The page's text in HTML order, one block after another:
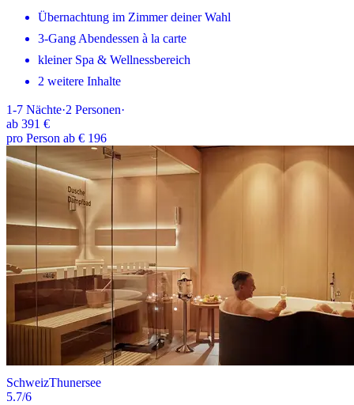
Übernachtung im Zimmer deiner Wahl
3-Gang Abendessen à la carte
kleiner Spa & Wellnessbereich
2 weitere Inhalte
1-7 Nächte·2 Personen·
ab 391 €
pro Person ab € 196
SchweizThunersee
5.7/6